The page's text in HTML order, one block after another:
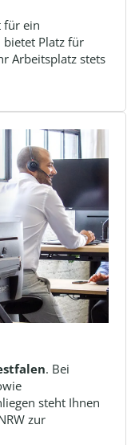
für ein
bietet Platz für
Arbeitsplatz stets
. Bei
steht Ihnen
zur